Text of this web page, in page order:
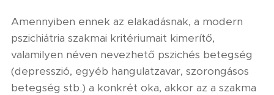
Amennyiben ennek az elakadásnak, a modern
pszichiátria szakmai kritériumait kimerítő,
valamilyen néven nevezhető pszichés betegség
(depresszió, egyéb hangulatzavar, szorongásos
betegség stb.) a konkrét oka, akkor az a szakma